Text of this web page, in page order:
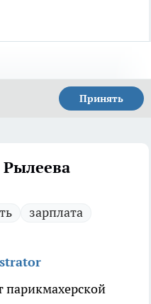
Принять
зарплата